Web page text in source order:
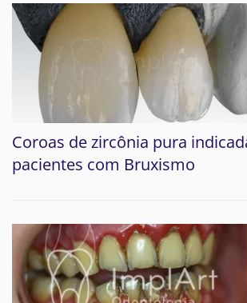
Coroas de zircônia pura
pacientes com Bruxismo